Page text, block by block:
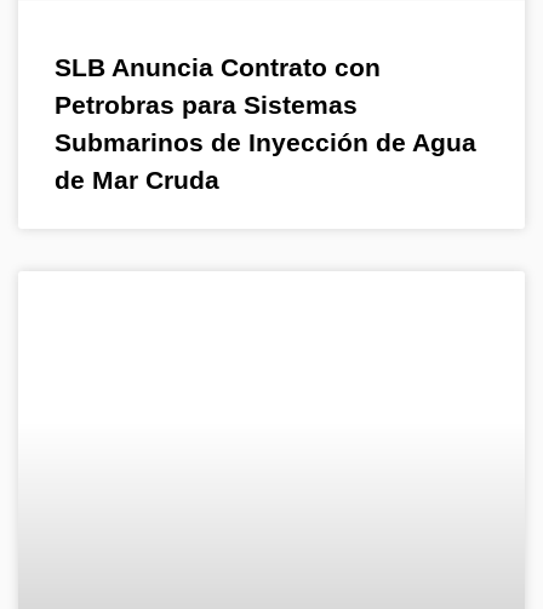
SLB Anuncia Contrato con
Petrobras para Sistemas
Submarinos de Inyección de Agua
de Mar Cruda